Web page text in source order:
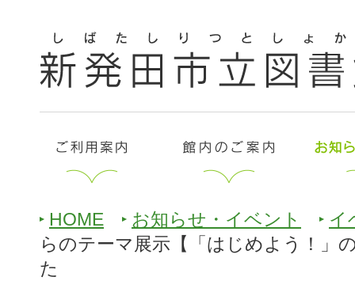
HOME お知らせ・イベント
イ
らのテーマ展示【「はじめよう！」
た